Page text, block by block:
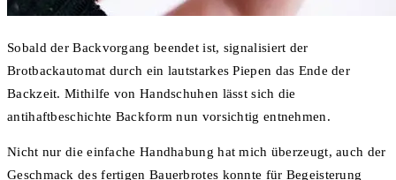
Sobald der Backvorgang beendet ist, signalisiert der
Brotbackautomat durch ein lautstarkes Piepen das Ende der
Backzeit. Mithilfe von Handschuhen lässt sich die
antihaftbeschichte Backform nun vorsichtig entnehmen.
Nicht nur die einfache Handhabung hat mich überzeugt, auch der
Geschmack des fertigen Bauerbrotes konnte für Begeisterung